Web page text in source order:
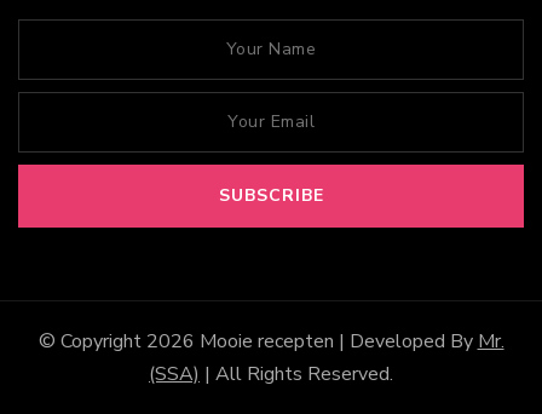
© Copyright 2026 Mooie recepten | Developed By Mr.
(SSA) | All Rights Reserved.